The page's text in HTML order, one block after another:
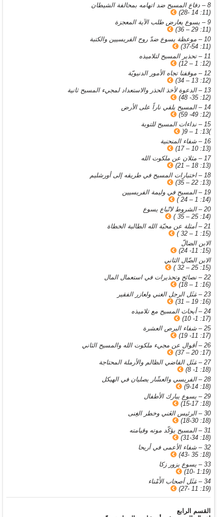
8 – دفاع المسيح ضد اتهامه بمحالفة الشيطان
(11: 14 -28)
9 – يسوع يعارض طلب الآية المعجزة
(11: 29 – 36)
10 – موعظة يسوع ضدّ روح الفريسيين والكتبة
(11: 37-54)
11 – تحذير المسيح لتلاميذه
(12: 1 – 12)
12 – موقفنا تجاه الأمور الدنيويّة
(12: 13 – 34)
13 – الدعوة لأخذ الحذر والاستعداد لمجيء المسيح ثانية
(12: 35- 48)
14 – المسيح يلقي ناراً على الأرض
(12: 49- 59)
15 – نداءات المسيح للتوبة
)13: 1 – 9(
16 – شفاء المنحنية
(13: 10 – 17)
17 – مثلان عن ملكوت الله
(13: 18 – 21)
18 – اختبارات المسيح في طريقه إلى أورشليم
(13: 22 – 35)
19 – المسيح في وليمة الفريسيين
(14: 1 – 24 )
20 – الشروط لاتّباع يسوع
(14: 25 – 35 )
21 – أمثلة عن محبّة الله الطالبة الخطاة
(15: 1 – 32 )
الابن الضالّ
(15: 11- 24)
الابن الضّال الثاني
(15: 25 – 32 )
22 – نصائح وتحذيرات في استعمال المال
(16: 1 – 18)
23 – مَثَل الرجل الغني ولعازر الفقير
(16: 19 – 31)
24 – أبحاث المسيح مع تلاميذه
(17: 1- 10)
25 – شفاء البرص العشرة
(17: 11- 19)
26 – أقوال عن مجيء ملكوت الله والمسيح الثاني
(17: 20 – 37)
27 – مَثَل القاضي الظالم والأرملة المحتاجة
(18: 1- 8)
28 – الفريسي والعشّار يصليان في الهيكل
(18: 9-14)
29 – يسوع يبارك الأطفال
(18: 15-17)
30 – الرئيس الغَني وخطر الغِنى
(18: 18-30)
31 – المسيح يؤكّد موته وقيامته
(18: 31-34)
32 – شفاء الأعمى في أريحا
(18: 35 -43)
33 – يسوع يزور زكا
(1:19 -10)
34 – مَثَل أصحاب الأَمْناء
(19: 11 -27)
القسم الرابع